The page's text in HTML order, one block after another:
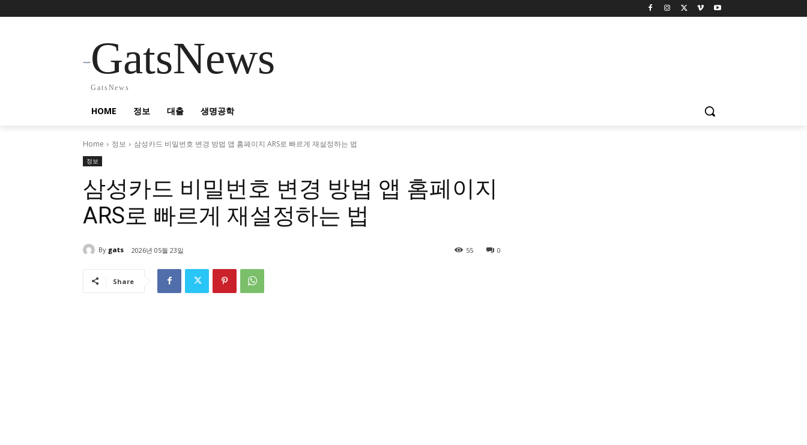
GatsNews
GatsNews
HOME 정보 대출 생명공학
Home 정보 삼성카드 비밀번호 변경 방법 앱 홈페이지 ARS로 빠르게 재설정하는 법
정보
삼성카드 비밀번호 변경 방법 앱 홈페이지
ARS로 빠르게 재설정하는 법
By gats 2026년 05월 23일 0
55
Share